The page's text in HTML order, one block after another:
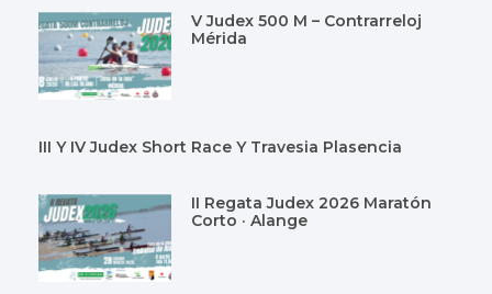
V Judex 500 M – Contrarreloj
Mérida
III Y IV Judex Short Race Y Travesia Plasencia
II Regata Judex 2026 Maratón
Corto · Alange